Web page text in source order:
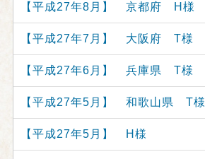
【平成27年8月】 京都府 H様
【平成27年7月】 大阪府 T様
【平成27年6月】 兵庫県 T様
【平成27年5月】 和歌山県 T様
【平成27年5月】 H様